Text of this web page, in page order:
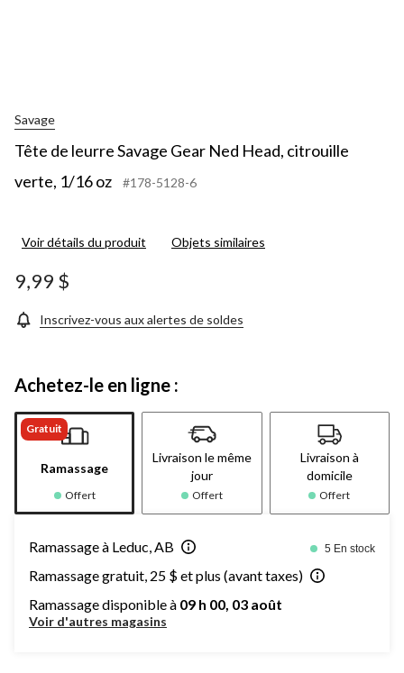
Savage
Tête de leurre Savage Gear Ned Head, citrouille
verte, 1/16 oz
#178-5128-6
Voir détails du produit Objets similaires
9,99 $
Inscrivez-vous aux alertes de soldes
Achetez-le en ligne :
Gratuit
Ramassage
Offert
Livraison le même
jour
Offert
Livraison à
domicile
Offert
Ramassage à Leduc, AB 5 En stock
Ramassage gratuit, 25 $ et plus (avant taxes)
Ramassage disponible à 09 h 00, 03 août
Voir d'autres magasins